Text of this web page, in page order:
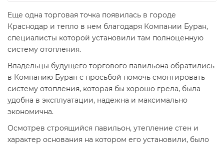
Еще одна торговая точка появилась в городе
Краснодар и тепло в нем благодаря Компании Буран,
специалисты которой установили там полноценную
систему отопления.
Владельцы будущего торгового павильона обратились
в Компанию Буран с просьбой помочь смонтировать
систему отопления, которая бы хорошо грела, была
удобна в эксплуатации, надежна и максимально
экономична.
Осмотрев строящийся павильон, утепление стен и
характер основания на котором его установили, было